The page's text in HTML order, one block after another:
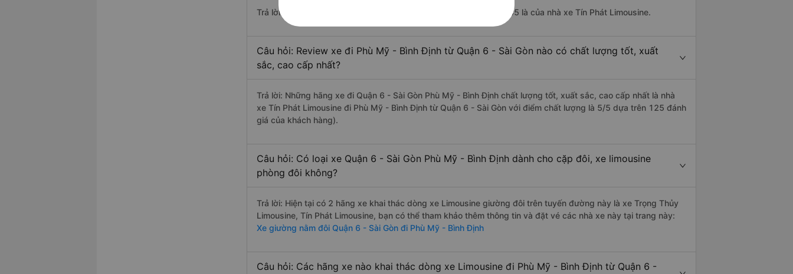
Trả lời: Chuyến xe có giờ xuất phát trễ (muộn) nhất là vào lúc 20:45 là của nhà xe Tín Phát Limousine.
Câu hỏi: Review xe đi Phù Mỹ - Bình Định từ Quận 6 - Sài Gòn nào có chất lượng tốt, xuất
sắc, cao cấp nhất?
Trả lời: Những hãng xe đi Quận 6 - Sài Gòn Phù Mỹ - Bình Định chất lượng tốt, xuất sắc, cao cấp nhất là nhà
xe Tín Phát Limousine đi Phù Mỹ - Bình Định từ Quận 6 - Sài Gòn với điểm chất lượng là 5/5 dựa trên 125 đánh
giá của khách hàng).
Câu hỏi: Có loại xe Quận 6 - Sài Gòn Phù Mỹ - Bình Định dành cho cặp đôi, xe limousine
phòng đôi không?
Trả lời: Hiện tại có 2 hãng xe khai thác dòng xe Limousine giường đôi trên tuyến đường này là xe Trọng Thủy
Limousine, Tín Phát Limousine, bạn có thể tham khảo thêm thông tin và đặt vé các nhà xe này tại trang này:
Xe giường nằm đôi Quận 6 - Sài Gòn đi Phù Mỹ - Bình Định
Câu hỏi: Các hãng xe nào khai thác dòng xe Limousine đi Phù Mỹ - Bình Định từ Quận 6 -